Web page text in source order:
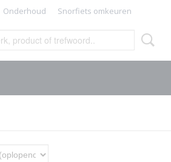
Onderhoud Snorfiets omkeuren